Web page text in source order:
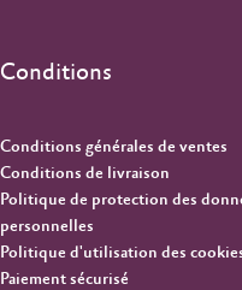
Conditions
Conditions générales de ventes
Conditions de livraison
Politique de protection des
personnelles
Politique d'utilisation des
Paiement sécurisé